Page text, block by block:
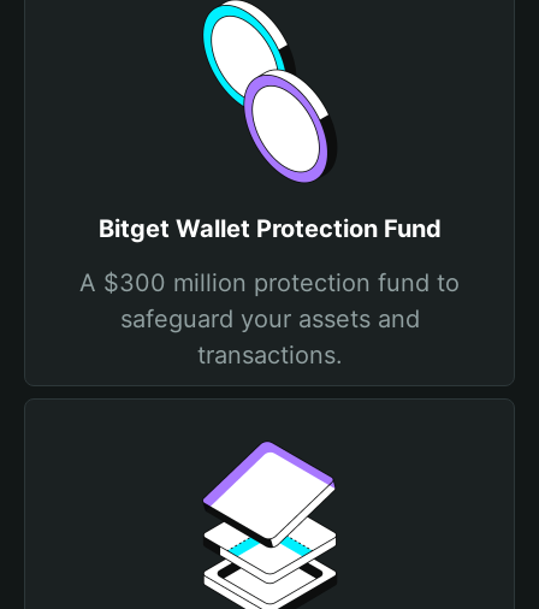
Bitget Wallet Protection Fund
A $300 million protection fund to
safeguard your assets and
transactions.